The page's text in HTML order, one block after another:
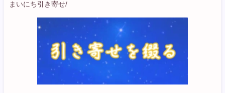
まいにち引き寄せ/